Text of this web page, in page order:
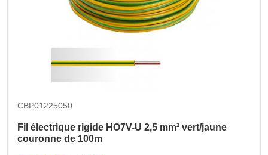
CBP01225050
Fil électrique rigide HO7V-U 2,5 mm² vert/jaune
couronne de 100m